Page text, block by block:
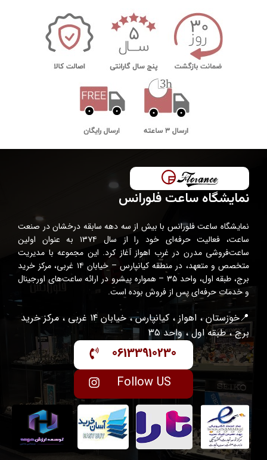
نمایشگاه ساعت فلورانس
نمایشگاه ساعت فلورانس با بیش از سه دهه سابقه درخشان در صنعت
ساعت، فعالیت حرفه‌ای خود را از سال ۱۳۷۴ به عنوان اولین
ساعت‌فروشی مدرن در غرب اهواز آغاز کرد. این مجموعه با مدیریت
متخصص و متعهد، در منطقه کیانپارس – خیابان ۱۴ غربی، مرکز خرید
برج، طبقه اول، واحد ۳۵ – همواره پیشرو در ارائه ساعت‌های اورجینال
و خدمات حرفه‌ای پس از فروش بوده است.
📍خوزستان ، اهواز ، کیانپارس ، خیابان ۱۴ غربی ، مرکز خرید
برج ، طبقه اول ، واحد ۳۵
06133910230
Follow US